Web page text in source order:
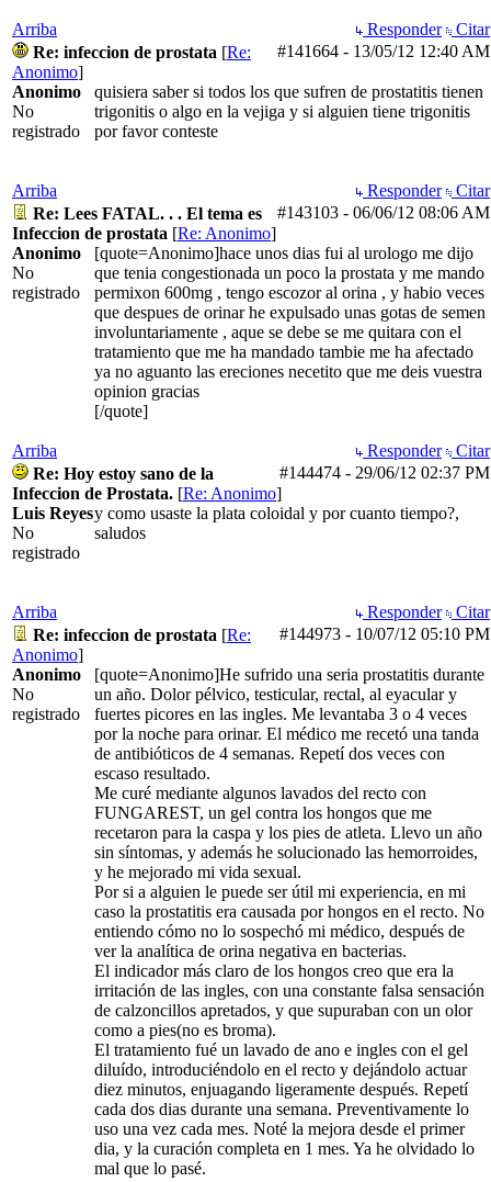
Arriba Responder
Citar
#141664 - 13/05/12 12:40 AM
Re: infeccion de prostata [Re:
Anonimo]
Anonimo
No
registrado
quisiera saber si todos los que sufren de prostatitis tienen
trigonitis o algo en la vejiga y si alguien tiene trigonitis
por favor conteste
Arriba Responder
Citar
#143103 - 06/06/12 08:06 AM
Re: Lees FATAL. . . El tema es
Infeccion de prostata [Re: Anonimo]
Anonimo
No
registrado
[quote=Anonimo]hace unos dias fui al urologo me dijo
que tenia congestionada un poco la prostata y me mando
permixon 600mg , tengo escozor al orina , y habio veces
que despues de orinar he expulsado unas gotas de semen
involuntariamente , aque se debe se me quitara con el
tratamiento que me ha mandado tambie me ha afectado
ya no aguanto las ereciones necetito que me deis vuestra
opinion gracias
[/quote]
Arriba Responder
Citar
#144474 - 29/06/12 02:37 PM
Re: Hoy estoy sano de la
Infeccion de Prostata. [Re: Anonimo]
Luis Reyes
No
registrado
y como usaste la plata coloidal y por cuanto tiempo?,
saludos
Arriba Responder
Citar
#144973 - 10/07/12 05:10 PM
Re: infeccion de prostata [Re:
Anonimo]
Anonimo
No
registrado
[quote=Anonimo]He sufrido una seria prostatitis durante
un año. Dolor pélvico, testicular, rectal, al eyacular y
fuertes picores en las ingles. Me levantaba 3 o 4 veces
por la noche para orinar. El médico me recetó una tanda
de antibióticos de 4 semanas. Repetí dos veces con
escaso resultado.
Me curé mediante algunos lavados del recto con
FUNGAREST, un gel contra los hongos que me
recetaron para la caspa y los pies de atleta. Llevo un año
sin síntomas, y además he solucionado las hemorroides,
y he mejorado mi vida sexual.
Por si a alguien le puede ser útil mi experiencia, en mi
caso la prostatitis era causada por hongos en el recto. No
entiendo cómo no lo sospechó mi médico, después de
ver la analítica de orina negativa en bacterias.
El indicador más claro de los hongos creo que era la
irritación de las ingles, con una constante falsa sensación
de calzoncillos apretados, y que supuraban con un olor
como a pies(no es broma).
El tratamiento fué un lavado de ano e ingles con el gel
diluído, introduciéndolo en el recto y dejándolo actuar
diez minutos, enjuagando ligeramente después. Repetí
cada dos dias durante una semana. Preventivamente lo
uso una vez cada mes. Noté la mejora desde el primer
dia, y la curación completa en 1 mes. Ya he olvidado lo
mal que lo pasé.